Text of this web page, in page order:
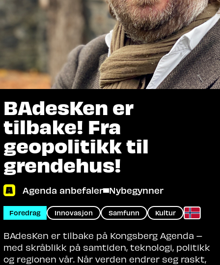
BAdesKen er
tilbake! Fra
geopolitikk til
grendehus!
Agenda anbefaler Nybegynner
Foredrag Innovasjon Samfunn Kultur
BAdesKen er tilbake på Kongsberg Agenda –
med skråblikk på samtiden, teknologi, politikk
og regionen vår. Når verden endrer seg raskt,